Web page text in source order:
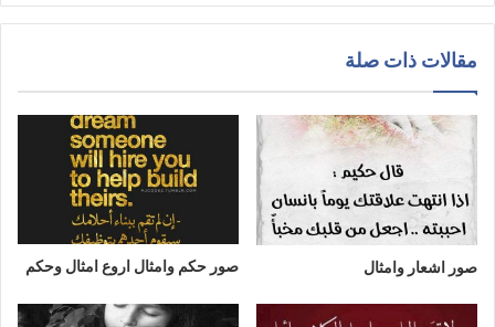
مقالات ذات صلة
صور اشعار وامثال صور حكم وامثال اروع امثال وحكم